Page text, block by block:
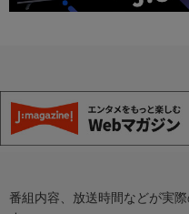
番組内容、放送時間などが実